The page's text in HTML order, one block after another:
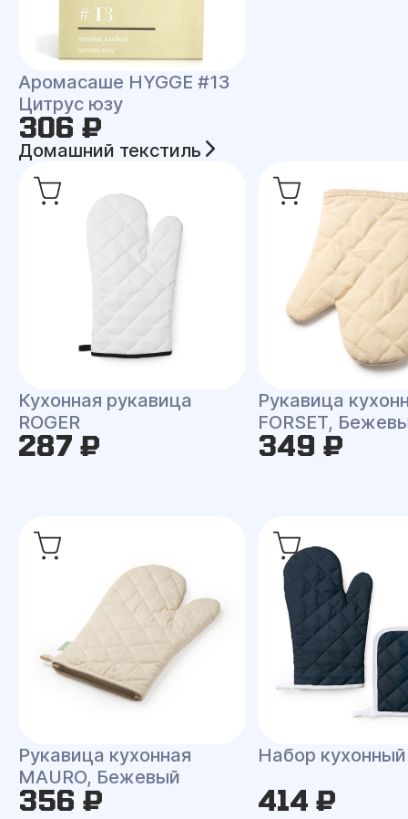
Аромасаше HYGGE #13
Цитрус юзу
306 ₽
Домашний текстиль
Кухонная рукавица
ROGER
287 ₽
Рукавица
FORSET,
349 ₽
Рукавица кухонная
MAURO, Бежевый
356 ₽
Набор кухонный
414 ₽